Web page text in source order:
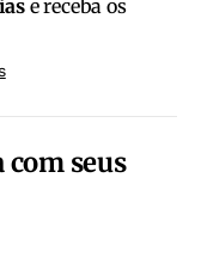
e receba os
seus